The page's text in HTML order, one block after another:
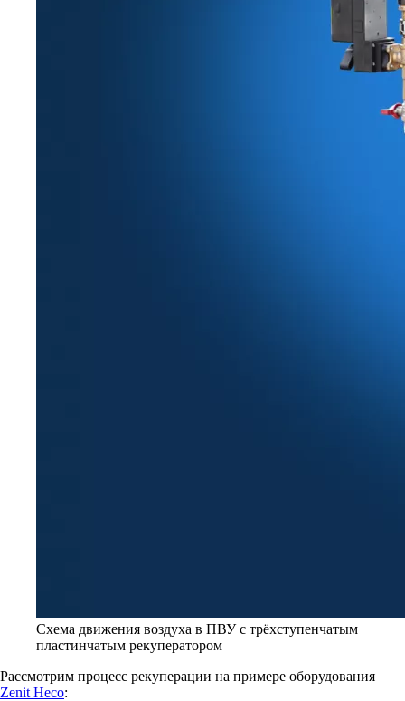
Схема движения воздуха в ПВУ с трёхступенчатым
пластинчатым рекуператором
Рассмотрим процесс рекуперации на примере оборудования
Zenit Heco: